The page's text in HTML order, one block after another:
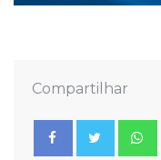
Compartilhar